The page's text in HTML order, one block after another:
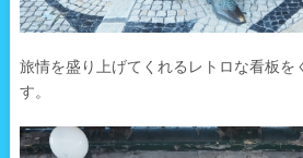
旅情を盛り上げてくれるレトロな看板を
す。